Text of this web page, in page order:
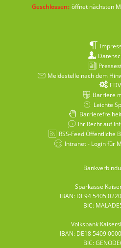
Klicken, um weitere Öffnungs-
Geschlossen: öffnet nächsten
Meldestelle nach dem
EDV
Barriere
Leichte
Ihr Recht auf
RSS-Feed Öffentliche
Intranet - Login für
Sparkasse
IBAN: DE94 5405
BIC:
Volksbank
IBAN: DE18 5409
BIC: